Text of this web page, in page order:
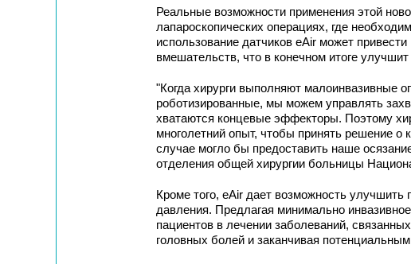
Реальные возможности применения этой
лапароскопических операциях, где
использование датчиков eAir может
вмешательств, что в конечном итоге
"Когда хирурги выполняют малоинвазивные
роботизированные, мы можем управлять
хватаются концевые эффекторы. Поэтому
многолетний опыт, чтобы принять решение о
случае могло бы предоставить наше
отделения общей хирургии больницы
Кроме того, eAir дает возможность улучшить
давления. Предлагая минимально
пациентов в лечении заболеваний,
головных болей и заканчивая